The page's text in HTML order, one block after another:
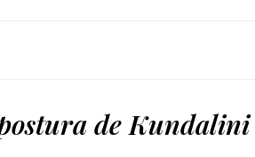
de Kundalini